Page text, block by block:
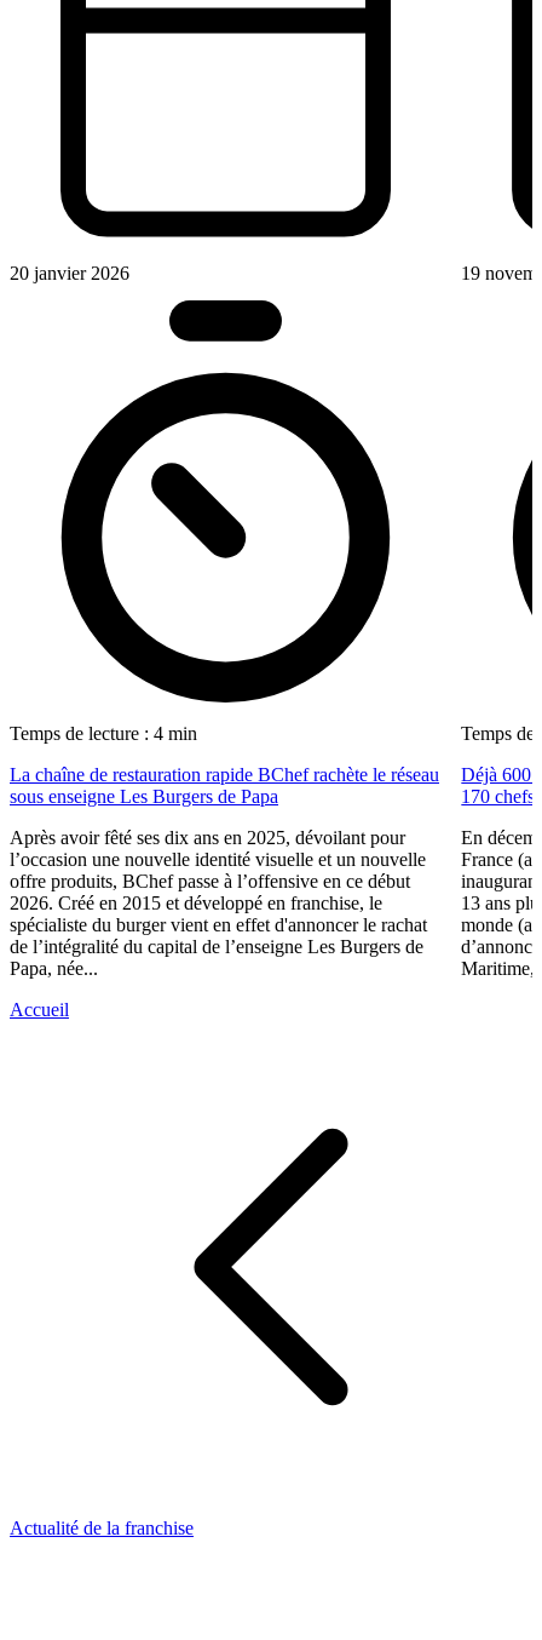
20 janvier 2026
Temps de lecture : 4 min
La chaîne de restauration rapide BChef rachète le réseau
sous enseigne Les Burgers de Papa
Après avoir fêté ses dix ans en 2025, dévoilant pour
l’occasion une nouvelle identité visuelle et un nouvelle
offre produits, BChef passe à l’offensive en ce début
2026. Créé en 2015 et développé en franchise, le
spécialiste du burger vient en effet d'annoncer le rachat
de l’intégralité du capital de l’enseigne Les Burgers de
Papa, née...
19
Temps de
Déjà 600
170 chefs
En
France
13 ans
monde
Maritime,
Accueil
Actualité de la franchise